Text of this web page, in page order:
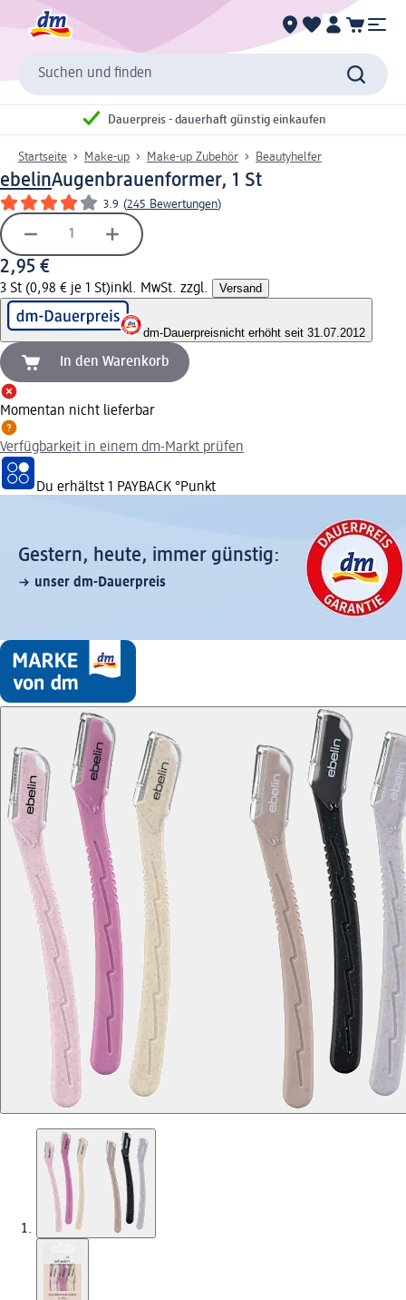
Suchen und finden
Dauerpreis - dauerhaft günstig einkaufen
Startseite Make-up Make-up Zubehör Beautyhelfer
ebelinAugenbrauenformer, 1 St
3.9 (245 Bewertungen)
2,95 €
3 St (0,98 € je 1 St)inkl. MwSt. zzgl. Versand
dm-Dauerpreisnicht erhöht seit 31.07.2012
In den Warenkorb
Momentan nicht lieferbar
Verfügbarkeit in einem dm-Markt prüfen
Du erhältst 1 PAYBACK °Punkt
Gestern, heute, immer günstig:
unser dm-Dauerpreis